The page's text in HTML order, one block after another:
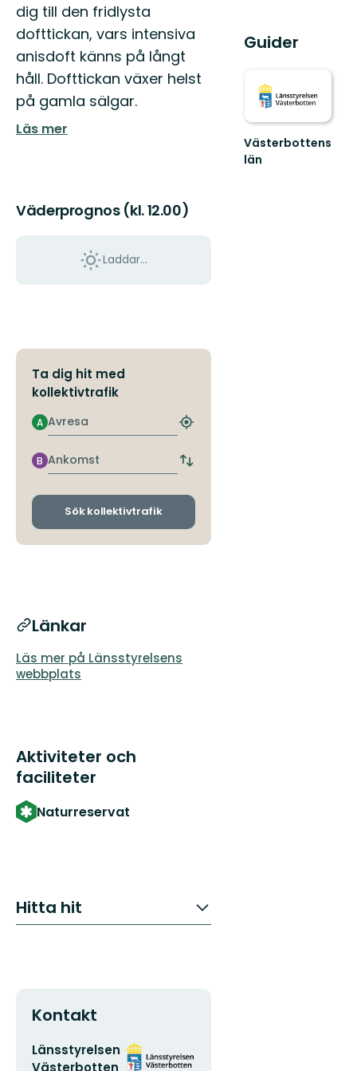
dig till den fridlysta
dofttickan, vars intensiva
anisdoft känns på långt
håll. Dofttickan växer helst
på gamla sälgar.
Läs mer
Väderprognos (kl. 12.00)
Laddar...
Ta dig hit med
kollektivtrafik
Avresa
A
Hitta
hållplats
Ankomst
B
Byt
och
Sök kollektivtrafik
Länkar
Läs mer på Länsstyrelsens
webbplats
Aktiviteter och
faciliteter
Naturreservat
Hitta hit
Kontakt
E-
postadress
Länsstyrelsen
Västerbotten
Organisationens
logotyp
Guider
Västerbottens
län